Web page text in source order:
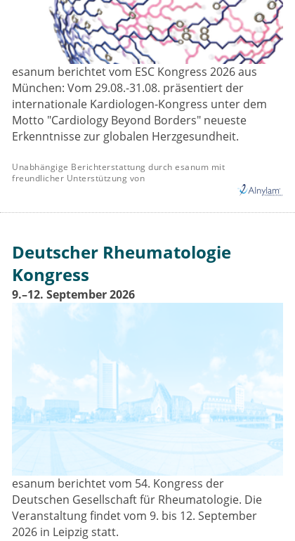
esanum berichtet vom ESC Kongress 2026 aus
München: Vom 29.08.-31.08. präsentiert der
internationale Kardiologen-Kongress unter dem
Motto "Cardiology Beyond Borders" neueste
Erkenntnisse zur globalen Herzgesundheit.
Unabhängige Berichterstattung durch esanum mit
freundlicher Unterstützung von
Deutscher Rheumatologie
Kongress
9.–12. September 2026
esanum berichtet vom 54. Kongress der
Deutschen Gesellschaft für Rheumatologie. Die
Veranstaltung findet vom 9. bis 12. September
2026 in Leipzig statt.